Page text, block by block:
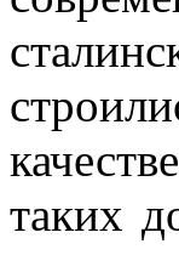
таких